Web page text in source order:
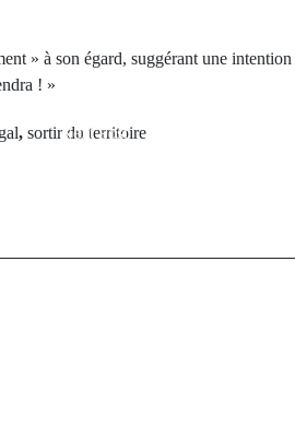
» à son égard, suggérant une intention
! »
, sortir du territoire
Next Post